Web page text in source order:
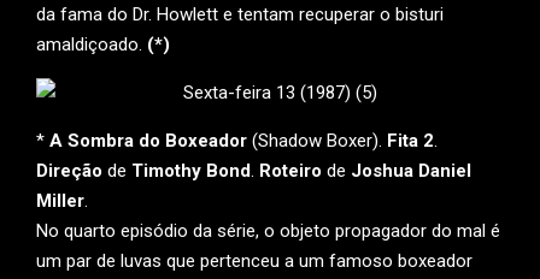
da fama do Dr. Howlett e tentam recuperar o bisturi
amaldiçoado. (*)
* A Sombra do Boxeador (Shadow Boxer). Fita 2.
Direção de Timothy Bond. Roteiro de Joshua Daniel
Miller.
No quarto episódio da série, o objeto propagador do mal é
um par de luvas que pertenceu a um famoso boxeador